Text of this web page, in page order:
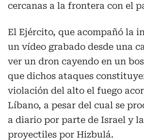
cercanas a la frontera con el
El Ejército, que acompañó la
un vídeo grabado desde una
ver un dron cayendo en un
que dichos ataques
violación del alto el fuego
Líbano, a pesar del cual se
a diario por parte de Israel y
proyectiles por Hizbulá.